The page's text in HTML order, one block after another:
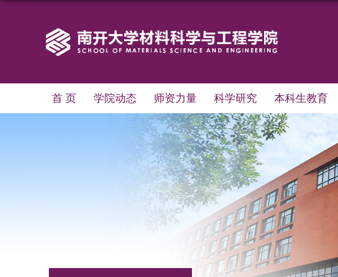
首 页 学院动态 师资力量 科学研究 本科生教育